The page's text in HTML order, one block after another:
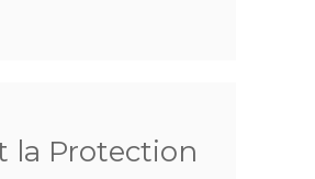
la Protection